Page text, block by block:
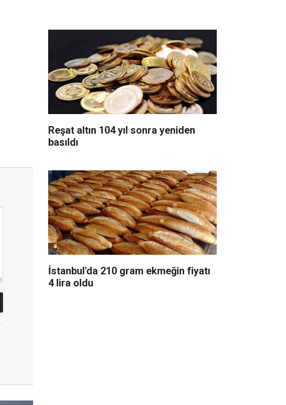
Reşat altın 104 yıl sonra yeniden
basıldı
İstanbul'da 210 gram ekmeğin fiyatı
4 lira oldu